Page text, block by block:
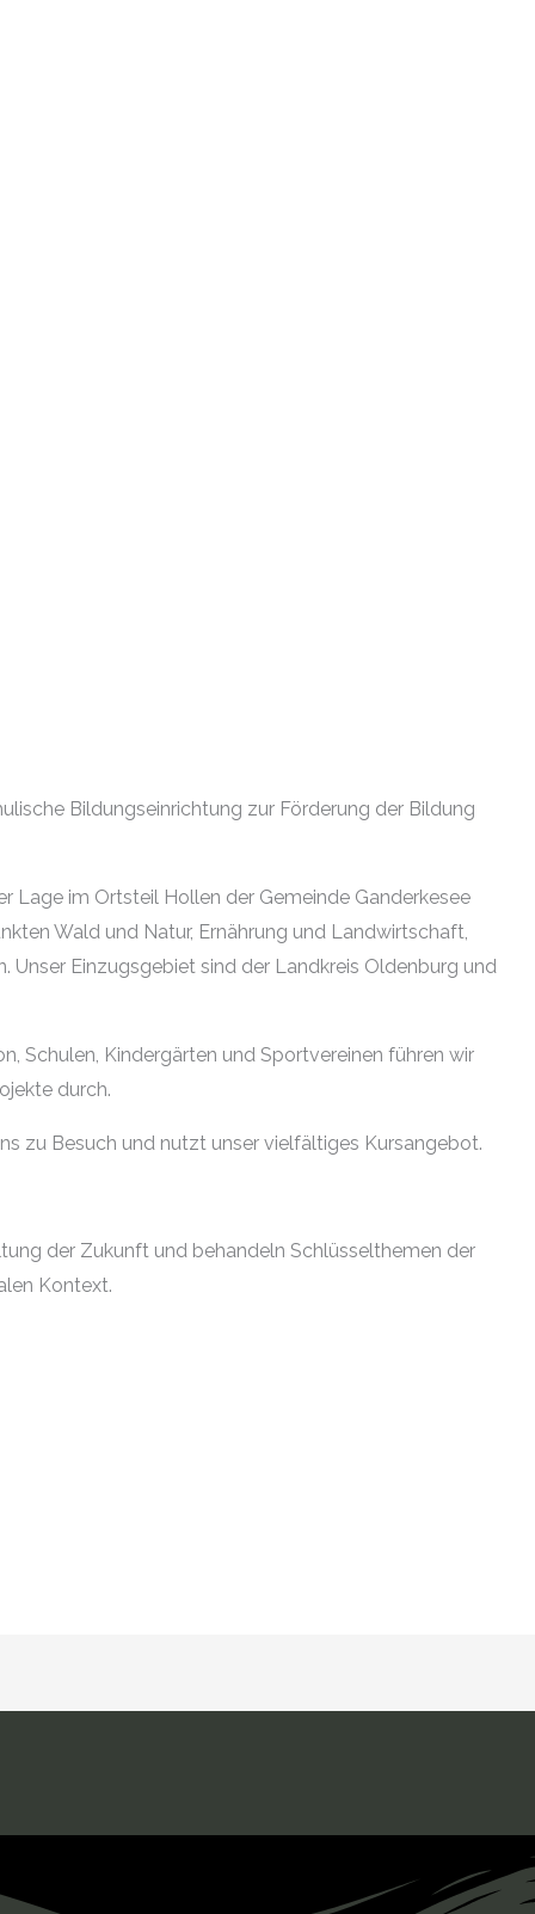
Bildungseinrichtung zur Förderung der Bildung
Lage im Ortsteil Hollen der Gemeinde Ganderkesee
Wald und Natur, Ernährung und Landwirtschaft,
Unser Einzugsgebiet sind der Landkreis Oldenburg und
Schulen, Kindergärten und Sportvereinen führen wir
durch.
zu Besuch und nutzt unser vielfältiges Kursangebot.
der Zukunft und behandeln Schlüsselthemen der
Kontext.